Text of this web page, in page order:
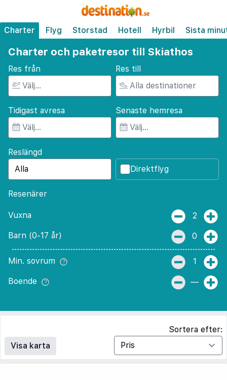
Charter Flyg Storstad Hotell Hyrbil Sista
Charter och paketresor till Skiathos
Res från Res till
Tidigast avresa Senaste hemresa
Reslängd
Direktflyg
Resenärer
Vuxna 2
Barn (0-17 år) 0
Min. sovrum 1
Boende —
Visa karta
Sortera efter: